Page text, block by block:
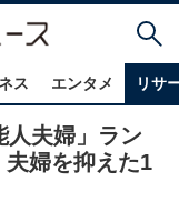
ス エンタメ リサ
人夫婦」ラン
婦を抑えた1